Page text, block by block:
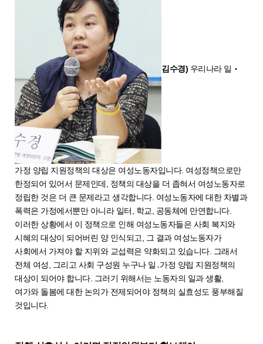
김수경) 우리나라 일‧
가정 양립 지원정책의 대상은 여성노동자입니다. 여성정책으로만
한정되어 있어서 문제인데, 정책의 대상을 더 좁혀서 여성노동자로
정립한 것은 더 큰 문제라고 생각합니다. 여성노동자에 대한 차별과
폭력은 가정에서뿐만 아니라 일터, 학교, 공동체에 만연합니다.
이러한 상황에서 이 정책으로 인해 여성노동자들은 사회 복지와
시혜의 대상이 되어버린 양 인식되고, 그 결과 여성노동자가
사회에서 가져야 할 지위와 교섭력은 약화되고 있습니다. 그래서
전체 여성, 그리고 사회 구성원 누구나 일․가정 양립 지원정책의
대상이 되어야 합니다. 그러기 위해서는 노동자의 일과 생활,
여가와 돌봄에 대한 논의가 전제되어야 정책의 실효성도 풍부해질
것입니다.